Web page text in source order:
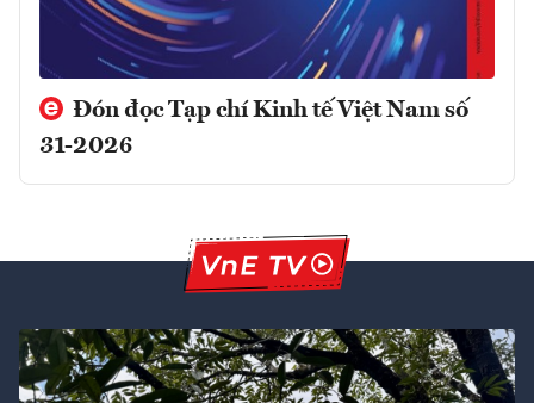
Đón đọc Tạp chí Kinh tế Việt Nam số
31-2026